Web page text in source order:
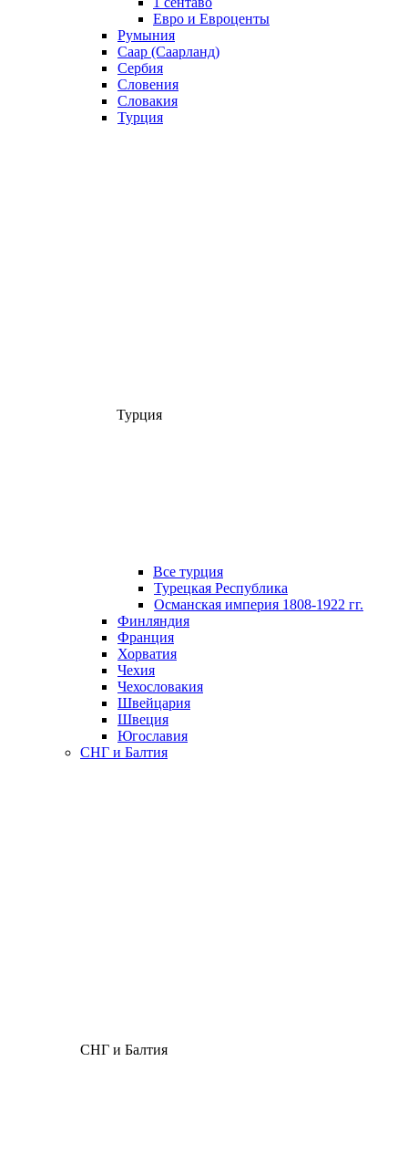
Евро и Евроценты
Румыния
Саар (Саарланд)
Сербия
Словения
Словакия
Турция
Турция
Все турция
Турецкая Республика
Османская империя 1808-1922 гг.
Финляндия
Франция
Хорватия
Чехия
Чехословакия
Швейцария
Швеция
Югославия
СНГ и Балтия
СНГ и Балтия